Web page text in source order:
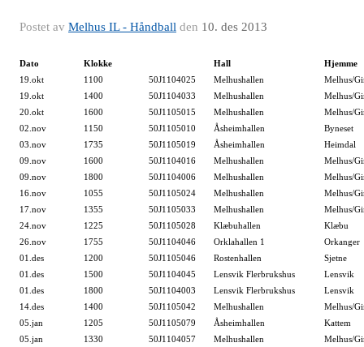
Postet av Melhus IL - Håndball den 10. des 2013
Dato Klokke Hall
Hjemme
19.okt
1100 50J1104025 Melhushallen
Melhus/
19.okt
1400 50J1104033 Melhushallen
Melhus/
20.okt
1600 50J1105015 Melhushallen
Melhus/
02.nov
1150 50J1105010 Åsheimhallen
Byneset
03.nov
1735 50J1105019 Åsheimhallen
Heimdal
09.nov
1600 50J1104016 Melhushallen
Melhus/
09.nov
1800 50J1104006 Melhushallen
Melhus/
16.nov
1055 50J1105024 Melhushallen
Melhus/
17.nov
1355 50J1105033 Melhushallen
Melhus/
24.nov
1225 50J1105028 Klæbuhallen
Klæbu
26.nov
1755 50J1104046 Orklahallen 1
Orkanger
01.des
1200 50J1105046 Rostenhallen
Sjetne
01.des
1500 50J1104045 Lensvik Flerbrukshus
Lensvik
01.des
1800 50J1104003 Lensvik Flerbrukshus
Lensvik
14.des
1400 50J1105042 Melhushallen
Melhus/
05.jan
1205 50J1105079 Åsheimhallen
Kattem
05.jan
1330 50J1104057 Melhushallen
Melhus/